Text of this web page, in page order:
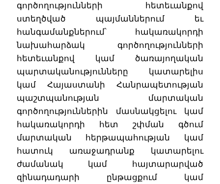
գործողությունների հետեւանքով
ստեղծված պայմաններում եւ
հանգամանքներում՝ հակառակորդի
նախահարձակ գործողությունների
հետեւանքով կամ ծառայողական
պարտականությունները կատարելիս
կամ Հայաստանի Հանրապետության
պաշտպանության մարտական
գործողություններին մասնակցելու կամ
հակառակորդի հետ շփման գծում
մարտական հերթապահության կամ
հատուկ առաջադրանք կատարելու
ժամանակ կամ հայտարարված
զինադադարի ընթացքում կամ